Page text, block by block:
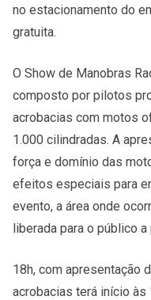
no estacionamento do
gratuita.
O Show de Manobras
composto por pilotos
acrobacias com motos
1.000 cilindradas. A
força e domínio das
efeitos especiais para
evento, a área onde
liberada para o público a
18h, com apresentação
acrobacias terá início às